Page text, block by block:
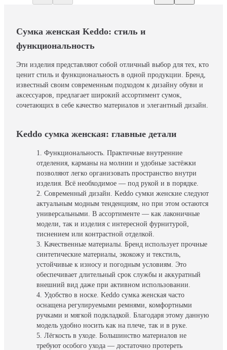
Сумка женская Keddo: стиль и
функциональность
Эти изделия представляют собой отличный выбор для тех, кто
ценит стиль и функциональность в одной продукции. Бренд,
известный своим современным подходом к дизайну обуви и
аксессуаров, предлагает широкий ассортимент сумок,
сочетающих в себе качество материалов и элегантный дизайн.
Keddo сумка женская: главные детали
Функциональность. Практичные внутренние
отделения, карманы на молнии и удобные застёжки
позволяют легко организовать пространство внутри
изделия. Всё необходимое — под рукой и в порядке.
Современный дизайн. Keddo сумки женские следуют
актуальным модным тенденциям, но при этом остаются
универсальными. В ассортименте — как лаконичные
модели, так и изделия с интересной фурнитурой,
тиснением или контрастной отделкой.
Качественные материалы. Бренд использует прочные
синтетические материалы, экокожу и текстиль,
устойчивые к износу и погодным условиям. Это
обеспечивает длительный срок службы и аккуратный
внешний вид даже при активном использовании.
Удобство в носке. Keddo сумка женская часто
оснащена регулируемыми ремнями, комфортными
ручками и мягкой подкладкой. Благодаря этому данную
модель удобно носить как на плече, так и в руке.
Лёгкость в уходе. Большинство материалов не
требуют особого ухода — достаточно протереть